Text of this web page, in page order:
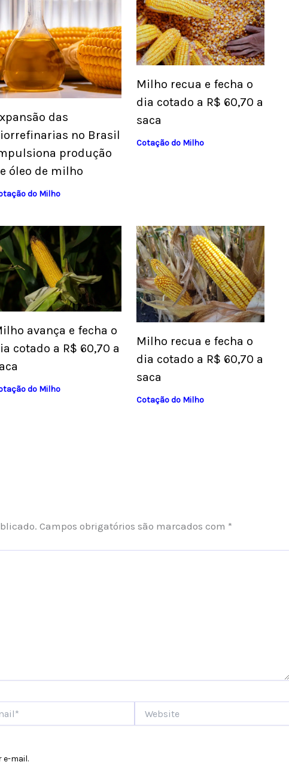
das
no Brasil
produção
óleo de milho
do Milho
Milho recua e fecha o
dia cotado a R$ 60,70 a
saca
Cotação do Milho
avança e fecha o
cotado a R$ 60,70 a
do Milho
Milho recua e fecha o
dia cotado a R$ 60,70 a
saca
Cotação do Milho
Campos obrigatórios são marcados com *
e-mail.